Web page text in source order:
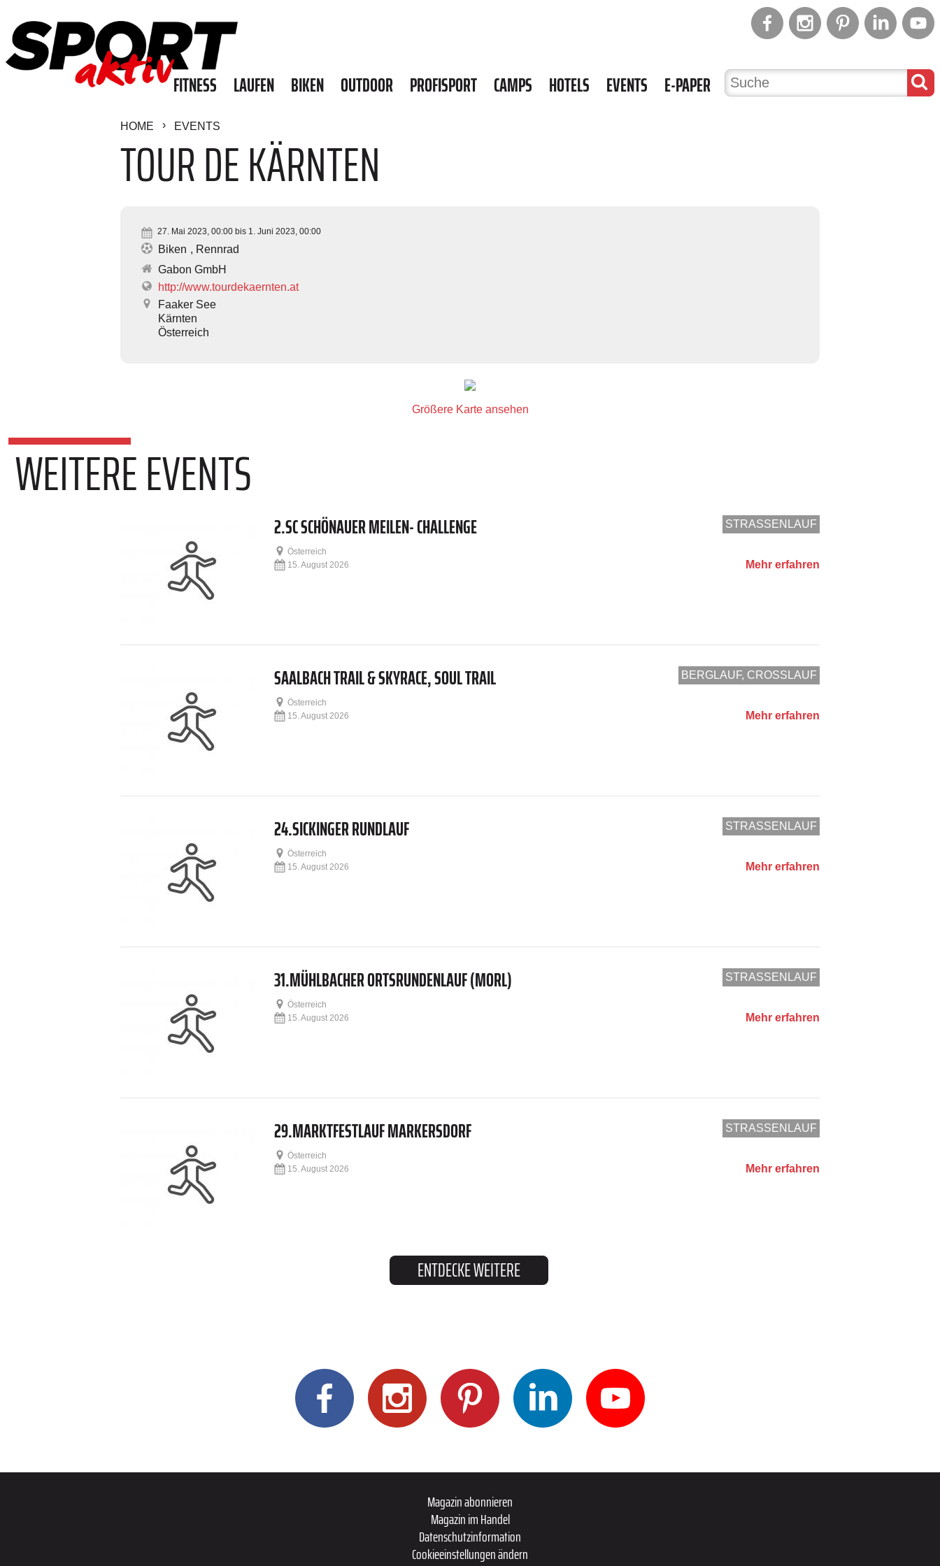
FITNESS LAUFEN BIKEN OUTDOOR PROFISPORT CAMPS HOTELS EVENTS E-PAPER
HOME EVENTS
TOUR DE KÄRNTEN
27. Mai 2023, 00:00 bis 1. Juni 2023, 00:00
Biken
Rennrad
Gabon GmbH
http://www.tourdekaernten.at
Faaker See
Kärnten
Österreich
Größere Karte ansehen
WEITERE EVENTS
STRASSENLAUF
2.SC SCHÖNAUER MEILEN- CHALLENGE
Österreich
Mehr erfahren
15. August 2026
BERGLAUF, CROSSLAUF
SAALBACH TRAIL & SKYRACE, SOUL TRAIL
Österreich
Mehr erfahren
15. August 2026
STRASSENLAUF
24.SICKINGER RUNDLAUF
Österreich
Mehr erfahren
15. August 2026
STRASSENLAUF
31.MÜHLBACHER ORTSRUNDENLAUF (MORL)
Österreich
Mehr erfahren
15. August 2026
STRASSENLAUF
29.MARKTFESTLAUF MARKERSDORF
Österreich
Mehr erfahren
15. August 2026
ENTDECKE WEITERE
Magazin abonnieren
Magazin im Handel
Datenschutzinformation
Cookieeinstellungen ändern